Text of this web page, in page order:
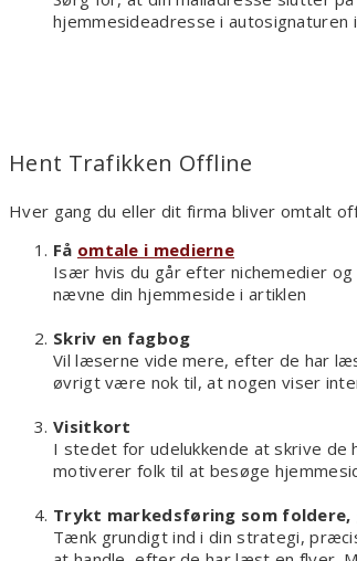
hjemmesideadresse i autosignaturen
Hent Trafikken Offline
Hver gang du eller dit firma bliver omtalt
Få omtale i medierne
Især hvis du går efter nichemedier
nævne din hjemmeside i artiklen
Skriv en fagbog
Vil læserne vide mere, efter de har
øvrigt være nok til, at nogen viser
Visitkort
I stedet for udelukkende at skrive
motiverer folk til at besøge
Trykt markedsføring som
Tænk grundigt ind i din strategi,